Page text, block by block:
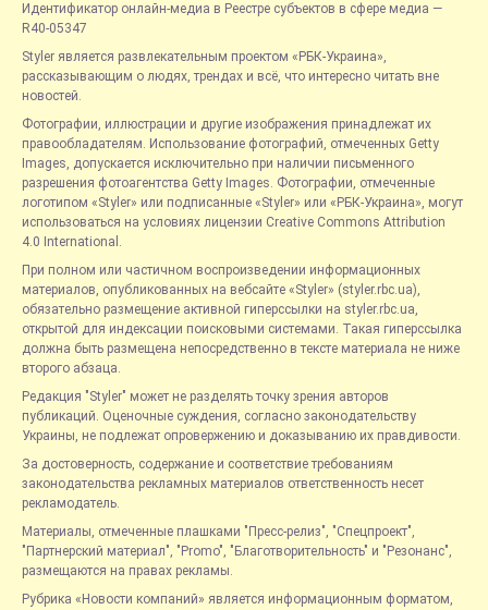
Идентификатор онлайн-медиа в Реестре субъектов в сфере медиа —
R40-05347
Styler является развлекательным проектом «РБК-Украина»,
рассказывающим о людях, трендах и всё, что интересно читать вне
новостей.
Фотографии, иллюстрации и другие изображения принадлежат их
правообладателям. Использование фотографий, отмеченных Getty
Images, допускается исключительно при наличии письменного
разрешения фотоагентства Getty Images. Фотографии, отмеченные
логотипом «Styler» или подписанные «Styler» или «РБК-Украина», могут
использоваться на условиях лицензии Creative Commons Attribution
4.0 International.
При полном или частичном воспроизведении информационных
материалов, опубликованных на вебсайте «Styler» (styler.rbc.ua),
обязательно размещение активной гиперссылки на styler.rbc.ua,
открытой для индексации поисковыми системами. Такая гиперссылка
должна быть размещена непосредственно в тексте материала не ниже
второго абзаца.
Редакция "Styler" может не разделять точку зрения авторов
публикаций. Оценочные суждения, согласно законодательству
Украины, не подлежат опровержению и доказыванию их правдивости.
За достоверность, содержание и соответствие требованиям
законодательства рекламных материалов ответственность несет
рекламодатель.
Материалы, отмеченные плашками "Пресс-релиз", "Спецпроект",
"Партнерский материал", "Promo", "Благотворительность" и "Резонанс",
размещаются на правах рекламы.
Рубрика «Новости компаний» является информационным форматом,